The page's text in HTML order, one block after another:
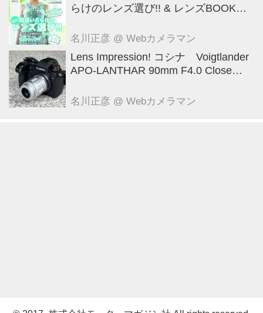
らけのレンズ選び!! & レンズBOOK
名川正彦 @ Webカメラマン
Lens Impression! コシナ Voigtlander
APO-LANTHAR 90mm F4.0 Close
（税込） ●マウント:ベッサM ●photo
名川正彦 @ Webカメラマン